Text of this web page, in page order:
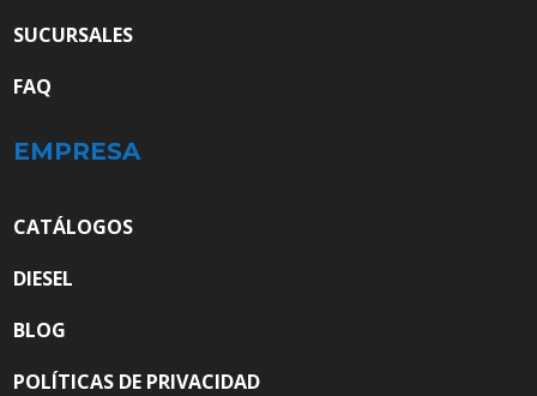
SUCURSALES
FAQ
EMPRESA
CATÁLOGOS
DIESEL
BLOG
POLÍTICAS DE PRIVACIDAD